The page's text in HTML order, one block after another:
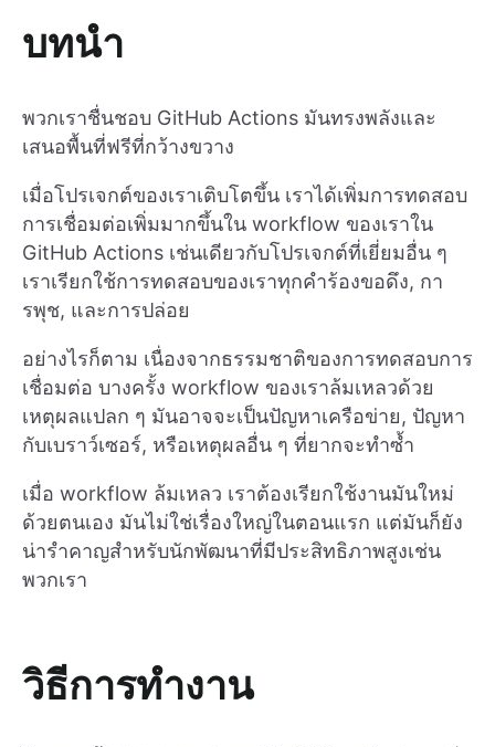
บทนำ
พวกเราชื่นชอบ GitHub Actions มันทรงพลังและ
เสนอพื้นที่ฟรีที่กว้างขวาง
เมื่อโปรเจกต์ของเราเติบโตขึ้น เราได้เพิ่มการทดสอบ
การเชื่อมต่อเพิ่มมากขึ้นใน workflow ของเราใน
GitHub Actions เช่นเดียวกับโปรเจกต์ที่เยี่ยมอื่น ๆ
เราเรียกใช้การทดสอบของเราทุกคำร้องขอดึง, กา
รพุช, และการปล่อย
อย่างไรก็ตาม เนื่องจากธรรมชาติของการทดสอบการ
เชื่อมต่อ บางครั้ง workflow ของเราล้มเหลวด้วย
เหตุผลแปลก ๆ มันอาจจะเป็นปัญหาเครือข่าย, ปัญหา
กับเบราว์เซอร์, หรือเหตุผลอื่น ๆ ที่ยากจะทำซ้ำ
เมื่อ workflow ล้มเหลว เราต้องเรียกใช้งานมันใหม่
ด้วยตนเอง มันไม่ใช่เรื่องใหญ่ในตอนแรก แต่มันก็ยัง
น่ารำคาญสำหรับนักพัฒนาที่มีประสิทธิภาพสูงเช่น
พวกเรา
วิธีการทำงาน